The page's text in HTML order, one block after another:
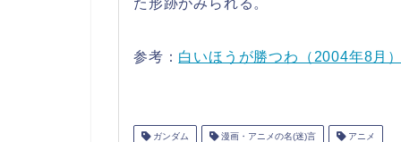
た形跡がみられる。
参考： 白いほうが勝つわ（2004年8月
ガンダム 漫画・アニメの名(迷)言 アニメ